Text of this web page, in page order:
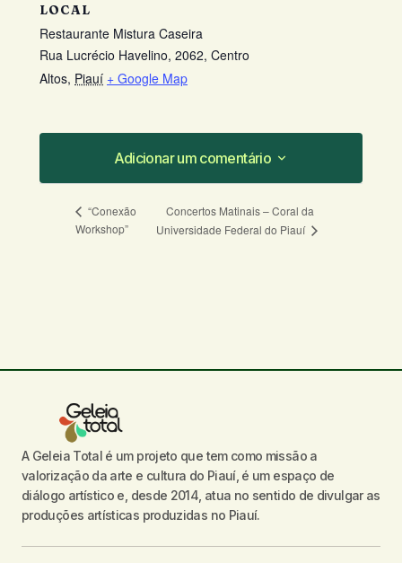
LOCAL
Restaurante Mistura Caseira
Rua Lucrécio Havelino, 2062, Centro
Altos, Piauí + Google Map
Adicionar um comentário
Adicionar um comentário
Seu nome*
Seu e-mail*
“Conexão
Workshop”
Concertos Matinais – Coral da
Universidade Federal do Piauí
A Geleia Total é um projeto que tem como missão a
valorização da arte e cultura do Piauí, é um espaço de
diálogo artístico e, desde 2014, atua no sentido de divulgar as
produções artísticas produzidas no Piauí.